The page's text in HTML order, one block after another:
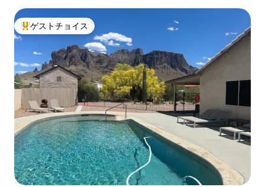
大好評のゲストチョイスです。
ゲストチョイス